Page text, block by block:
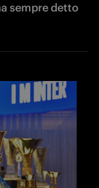
sempre detto